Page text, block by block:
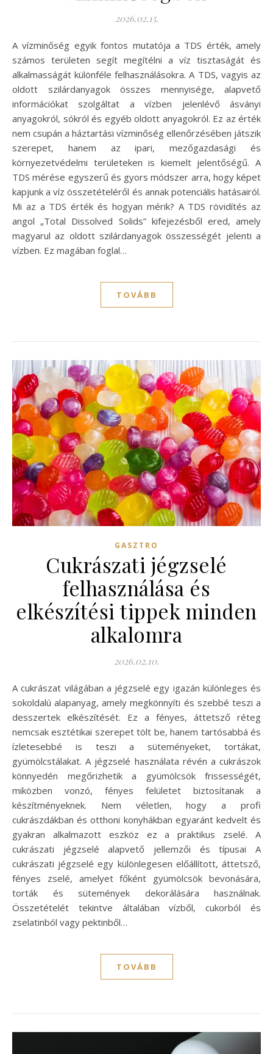
2026.02.15.
A vízminőség egyik fontos mutatója a TDS érték, amely
számos területen segít megítélni a víz tisztaságát és
alkalmasságát különféle felhasználásokra. A TDS, vagyis az
oldott szilárdanyagok összes mennyisége, alapvető
információkat szolgáltat a vízben jelenlévő ásványi
anyagokról, sókról és egyéb oldott anyagokról. Ez az érték
nem csupán a háztartási vízminőség ellenőrzésében játszik
szerepet, hanem az ipari, mezőgazdasági és
környezetvédelmi területeken is kiemelt jelentőségű. A
TDS mérése egyszerű és gyors módszer arra, hogy képet
kapjunk a víz összetételéről és annak potenciális hatásairól.
Mi az a TDS érték és hogyan mérik? A TDS rövidítés az
angol „Total Dissolved Solids” kifejezésből ered, amely
magyarul az oldott szilárdanyagok összességét jelenti a
vízben. Ez magában foglal…
TOVÁBB
GASZTRO
Cukrászati jégzselé
felhasználása és
elkészítési tippek minden
alkalomra
2026.02.10.
A cukrászat világában a jégzselé egy igazán különleges és
sokoldalú alapanyag, amely megkönnyíti és szebbé teszi a
desszertek elkészítését. Ez a fényes, áttetsző réteg
nemcsak esztétikai szerepet tölt be, hanem tartósabbá és
ízletesebbé is teszi a süteményeket, tortákat,
gyümölcstálakat. A jégzselé használata révén a cukrászok
könnyedén megőrizhetik a gyümölcsök frissességét,
miközben vonzó, fényes felületet biztosítanak a
készítményeknek. Nem véletlen, hogy a profi
cukrászdákban és otthoni konyhákban egyaránt kedvelt és
gyakran alkalmazott eszköz ez a praktikus zselé. A
cukrászati jégzselé alapvető jellemzői és típusai A
cukrászati jégzselé egy különlegesen előállított, áttetsző,
fényes zselé, amelyet főként gyümölcsök bevonására,
torták és sütemények dekorálására használnak.
Összetételét tekintve általában vízből, cukorból és
zselatinból vagy pektinből…
TOVÁBB